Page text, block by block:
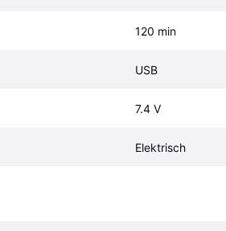
120 min
USB
7.4 V
Elektrisch